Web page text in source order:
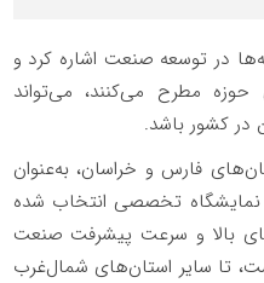
در توسعه صنعت اشاره کرد و
مطرح می‌کنند، می‌تواند
در کشور باشد.
فارس و خراسان، به‌عنوان
نمایشگاه تخصصی انتخاب شده
بالا و سرعت پیشرفت صنعت
تا سایر استان‌های شمال‌غرب